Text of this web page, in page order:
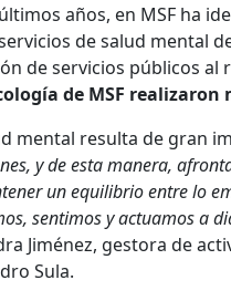
años, en MSF ha
de salud mental
de servicios públicos al
de MSF
mental resulta de gran
y de esta manera,
un equilibrio entre lo
sentimos y actuamos a
Jiménez, gestora de
Sula.